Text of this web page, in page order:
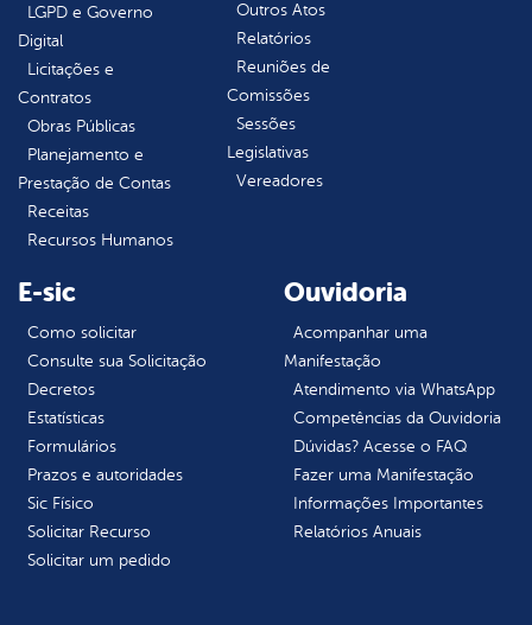
LGPD e Governo
Digital
Licitações e
Contratos
Obras Públicas
Planejamento e
Prestação de Contas
Receitas
Recursos Humanos
Outros Atos
Relatórios
Reuniões de
Comissões
Sessões
Legislativas
Vereadores
E-sic
Como solicitar
Consulte sua Solicitação
Decretos
Estatísticas
Formulários
Prazos e autoridades
Sic Físico
Solicitar Recurso
Solicitar um pedido
Ouvidoria
Acompanhar uma
Manifestação
Atendimento via WhatsApp
Competências da Ouvidoria
Dúvidas? Acesse o FAQ
Fazer uma Manifestação
Informações Importantes
Relatórios Anuais